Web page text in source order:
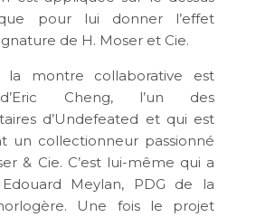
pour lui donner l’effet
de H. Moser et Cie.
la montre collaborative est
Cheng, l’un des
d’Undefeated et qui est
un collectionneur passionné
& Cie. C’est lui-même qui a
Meylan, PDG de la
Une fois le projet